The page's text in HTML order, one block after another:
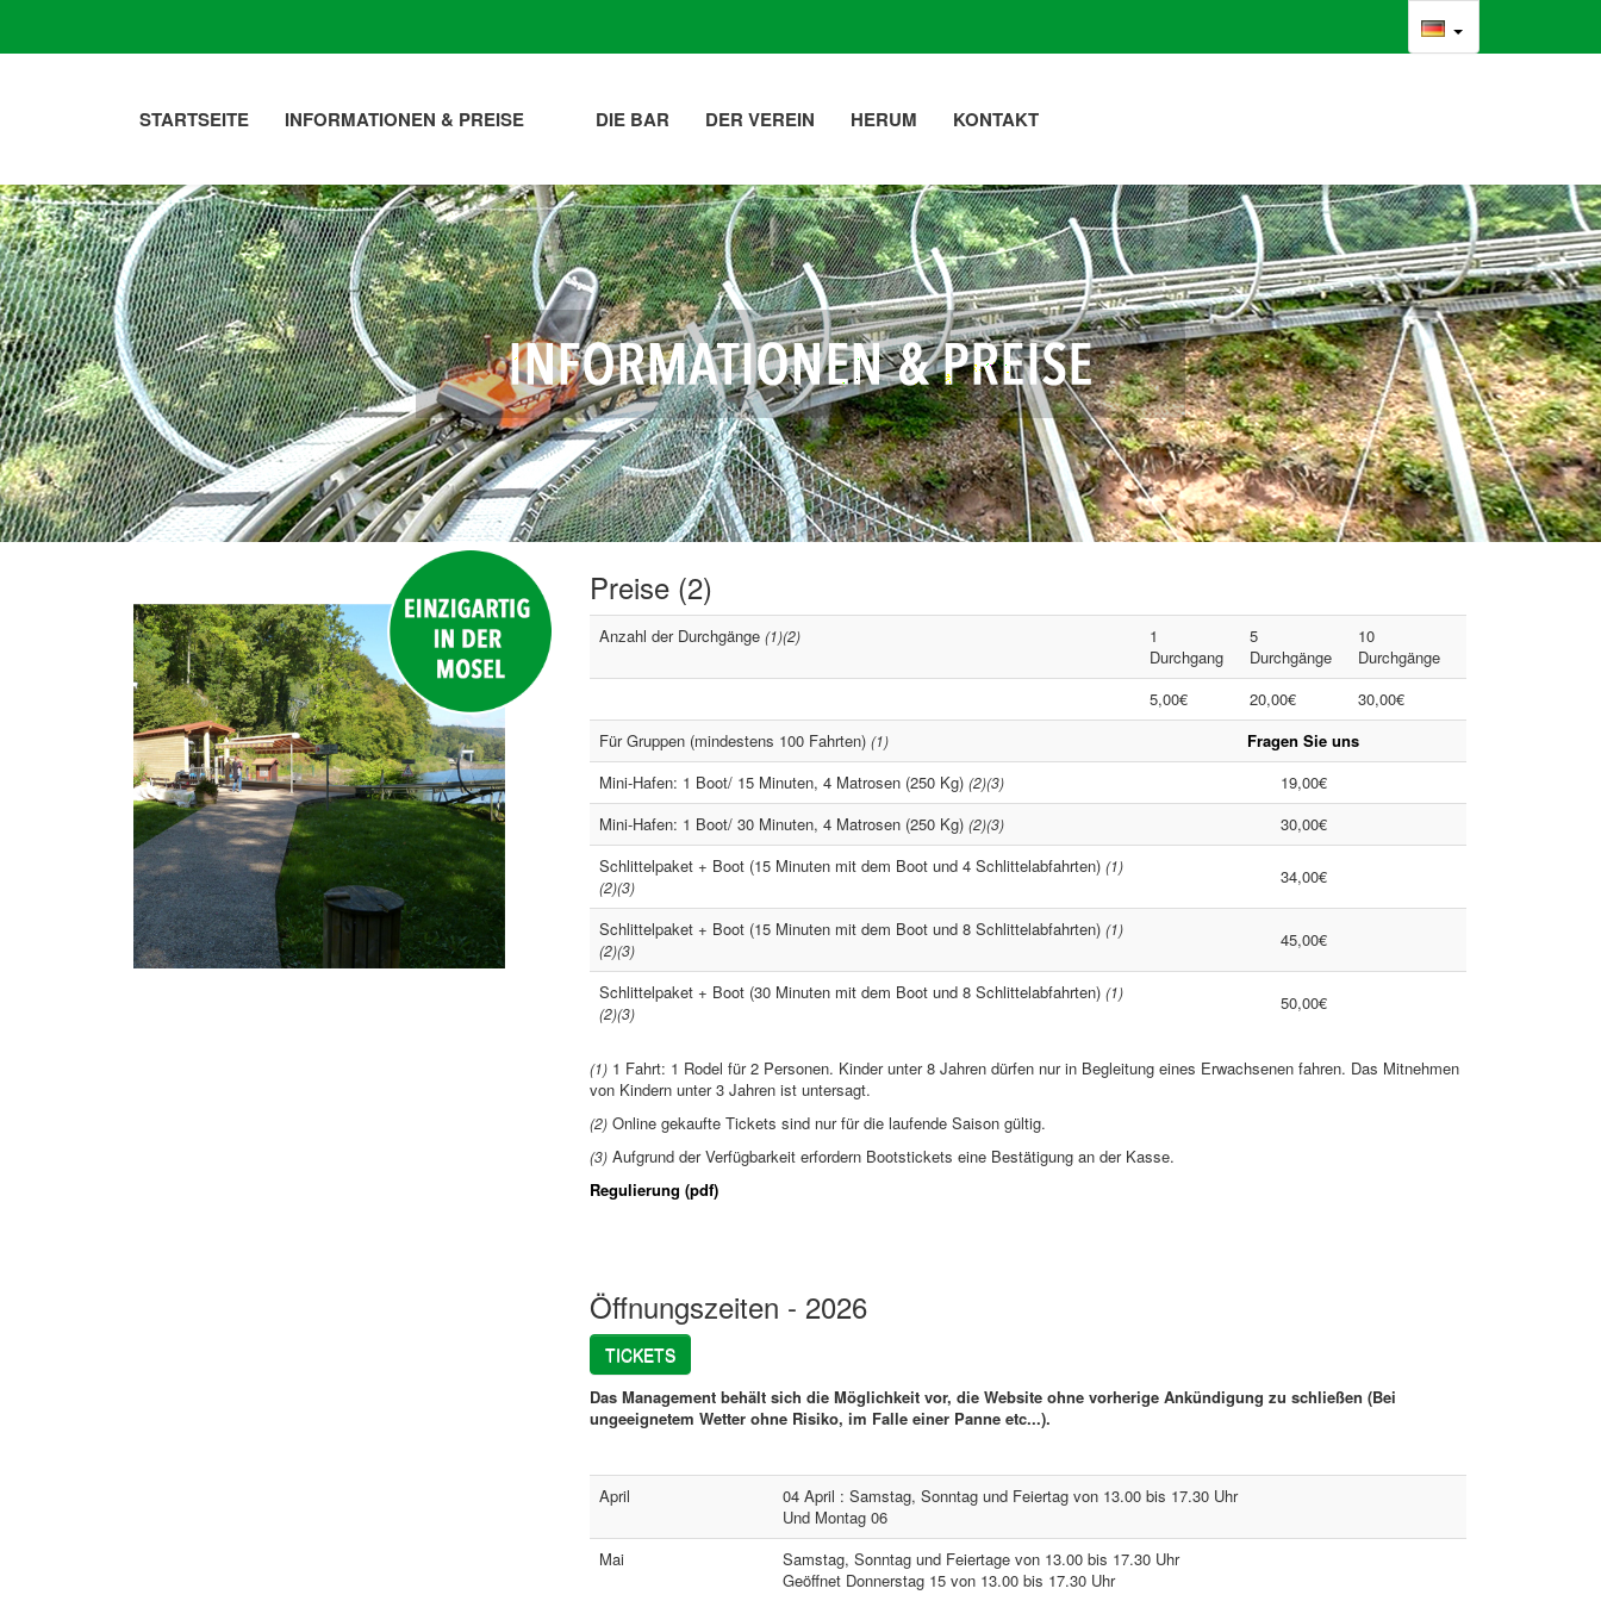
STARTSEITE INFORMATIONEN & PREISE DIE BAR DER VEREIN HERUM KONTAKT
Preise (2)
Anzahl der Durchgänge(1)(2)
1
Durchgang
5
Durchgänge
10
Durchgänge
5,00€
20,00€
30,00€
Für Gruppen (mindestens 100 Fahrten)(1)
Fragen Sie uns
Mini-Hafen: 1 Boot/ 15 Minuten, 4 Matrosen (250 Kg)(2)(3)
19,00€
Mini-Hafen: 1 Boot/ 30 Minuten, 4 Matrosen (250 Kg)(2)(3)
30,00€
Schlittelpaket + Boot (15 Minuten mit dem Boot und 4 Schlittelabfahrten)(1)
(2)(3)
34,00€
Schlittelpaket + Boot (15 Minuten mit dem Boot und 8 Schlittelabfahrten)(1)
(2)(3)
45,00€
Schlittelpaket + Boot (30 Minuten mit dem Boot und 8 Schlittelabfahrten)(1)
(2)(3)
50,00€
(1) 1 Fahrt: 1 Rodel für 2 Personen. Kinder unter 8 Jahren dürfen nur in Begleitung eines Erwachsenen fahren. Das Mitnehmen
von Kindern unter 3 Jahren ist untersagt.
(2) Online gekaufte Tickets sind nur für die laufende Saison gültig.
(3) Aufgrund der Verfügbarkeit erfordern Bootstickets eine Bestätigung an der Kasse.
Regulierung (pdf)
Öffnungszeiten - 2026
TICKETS
Das Management behält sich die Möglichkeit vor, die Website ohne vorherige Ankündigung zu schließen (Bei
ungeeignetem Wetter ohne Risiko, im Falle einer Panne etc...).
April
04 April : Samstag, Sonntag und Feiertag von 13.00 bis 17.30 Uhr
Und Montag 06
Mai
Samstag, Sonntag und Feiertage von 13.00 bis 17.30 Uhr
Geöffnet Donnerstag 15 von 13.00 bis 17.30 Uhr